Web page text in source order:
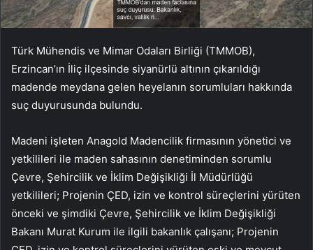
Türk Mühendis ve Mimar Odaları Birliği (TMMOB),
Erzincan’ın İliç ilçesinde siyanürlü altının çıkarıldığı
madende meydana gelen heyelanın sorumluları hakkında
suç duyurusunda bulundu.
Madeni işleten Anagold Madencilik firmasının yönetici ve
yetkilileri ile maden sahasının denetiminden sorumlu
Çevre, Şehircilik ve İklim Değişikliği İl Müdürlüğü
yetkilileri; Projenin ÇED, izin ve kontrol süreçlerini yürüten
önceki ve şimdiki Çevre, Şehircilik ve İklim Değişikliği
Bakanı Murat Kurum ile ilgili bakanlık çalışanı; Projenin